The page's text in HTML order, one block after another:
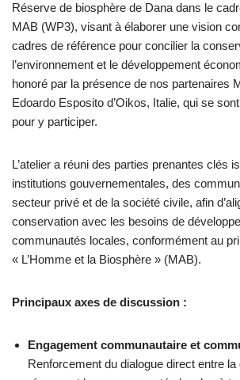
Réserve de biosphère de Dana dans le
MAB (WP3), visant à élaborer une vision
cadres de référence pour concilier la
l’environnement et le développement
honoré par la présence de nos partenaires
Edoardo Esposito d’Oikos, Italie, qui se
pour y participer.
L’atelier a réuni des parties prenantes clés
institutions gouvernementales, des
secteur privé et de la société civile, afin
conservation avec les besoins de
communautés locales, conformément au
« L’Homme et la Biosphère » (MAB).
Principaux axes de discussion :
Engagement communautaire et
Renforcement du dialogue direct entre la